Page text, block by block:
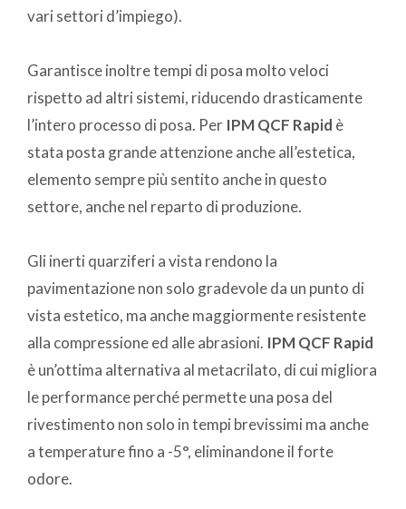
vari settori d’impiego).
Garantisce inoltre tempi di posa molto veloci
rispetto ad altri sistemi, riducendo drasticamente
l’intero processo di posa. Per IPM QCF Rapid è
stata posta grande attenzione anche all’estetica,
elemento sempre più sentito anche in questo
settore, anche nel reparto di produzione.
Gli inerti quarziferi a vista rendono la
pavimentazione non solo gradevole da un punto di
vista estetico, ma anche maggiormente resistente
alla compressione ed alle abrasioni. IPM QCF Rapid
è un’ottima alternativa al metacrilato, di cui migliora
le performance perché permette una posa del
rivestimento non solo in tempi brevissimi ma anche
a temperature fino a -5°, eliminandone il forte
odore.